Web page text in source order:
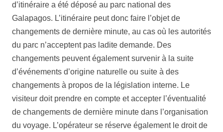
d’itinéraire a été déposé au parc national des
Galapagos. L’itinéraire peut donc faire l’objet de
changements de dernière minute, au cas où les autorités
du parc n’acceptent pas ladite demande. Des
changements peuvent également survenir à la suite
d’événements d’origine naturelle ou suite à des
changements à propos de la législation interne. Le
visiteur doit prendre en compte et accepter l’éventualité
de changements de dernière minute dans l’organisation
du voyage. L’opérateur se réserve également le droit de